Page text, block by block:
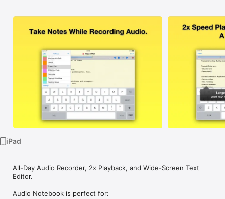
scanner,
PDFs & more
iPad
All-Day Audio Recorder, 2x Playback, and Wide-Screen Text
Editor.
Audio Notebook is perfect for: